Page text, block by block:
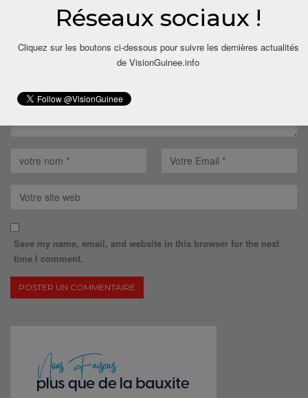
Votre adresse email ne sera pas publiée.
Save my name, email, and website in this browser for the next
time I comment.
Réseaux sociaux !
Cliquez sur les boutons ci-dessous pour suivre les dernières actualités
de VisionGuinee.info